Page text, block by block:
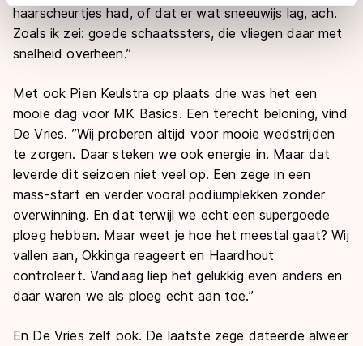
adequaat beschermingsniveau geldt volgens de GDPR.
Door op ‘Toestaan’ te klikken, stemt u in met deze
overdracht. Meer informatie vindt u in ons
haarscheurtjes had, of dat er wat sneeuwijs lag, ach.
Zoals ik zei: goede schaatssters, die vliegen daar met
snelheid overheen.’’
Met ook Pien Keulstra op plaats drie was het een
mooie dag voor MK Basics. Een terecht beloning, vind
De Vries. ’’Wij proberen altijd voor mooie wedstrijden
te zorgen. Daar steken we ook energie in. Maar dat
leverde dit seizoen niet veel op. Een zege in een
mass-start en verder vooral podiumplekken zonder
overwinning. En dat terwijl we echt een supergoede
ploeg hebben. Maar weet je hoe het meestal gaat? Wij
vallen aan, Okkinga reageert en Haardhout
controleert. Vandaag liep het gelukkig even anders en
daar waren we als ploeg echt aan toe.’’
En De Vries zelf ook. De laatste zege dateerde alweer